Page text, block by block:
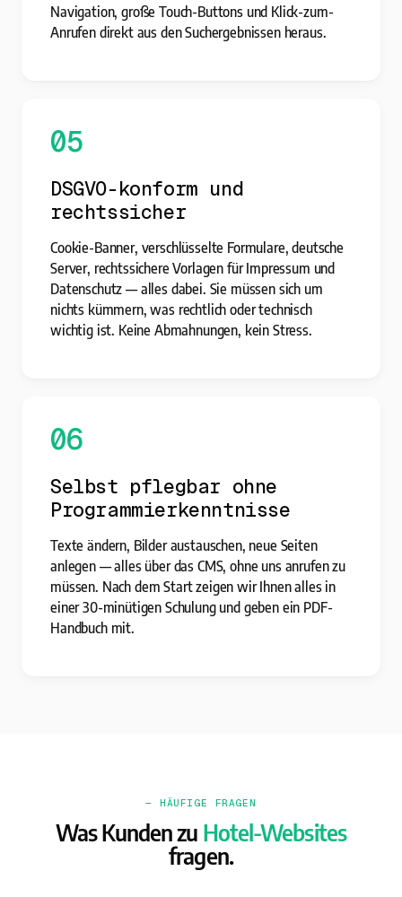
Navigation, große Touch-Buttons und Klick-zum-
Anrufen direkt aus den Suchergebnissen heraus.
05
DSGVO-konform und
rechtssicher
Cookie-Banner, verschlüsselte Formulare, deutsche
Server, rechtssichere Vorlagen für Impressum und
Datenschutz — alles dabei. Sie müssen sich um
nichts kümmern, was rechtlich oder technisch
wichtig ist. Keine Abmahnungen, kein Stress.
06
Selbst pflegbar ohne
Programmierkenntnisse
Texte ändern, Bilder austauschen, neue Seiten
anlegen — alles über das CMS, ohne uns anrufen zu
müssen. Nach dem Start zeigen wir Ihnen alles in
einer 30-minütigen Schulung und geben ein PDF-
Handbuch mit.
— HÄUFIGE FRAGEN
Was Kunden zu Hotel-Websites
fragen.